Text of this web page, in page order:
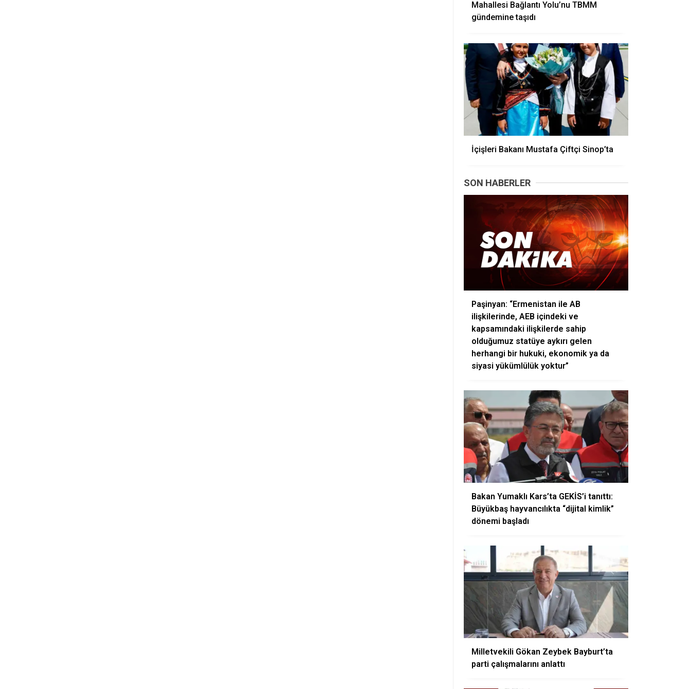
Mahallesi Bağlantı Yolu’nu TBMM
gündemine taşıdı
İçişleri Bakanı Mustafa Çiftçi Sinop’ta
SON HABERLER
Paşinyan: “Ermenistan ile AB
ilişkilerinde, AEB içindeki ve
kapsamındaki ilişkilerde sahip
olduğumuz statüye aykırı gelen
herhangi bir hukuki, ekonomik ya da
siyasi yükümlülük yoktur”
Bakan Yumaklı Kars’ta GEKİS’i tanıttı:
Büyükbaş hayvancılıkta “dijital kimlik”
dönemi başladı
Milletvekili Gökan Zeybek Bayburt’ta
parti çalışmalarını anlattı